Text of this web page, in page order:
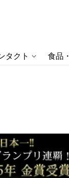
タクト 食品